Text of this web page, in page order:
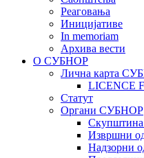
Реаговања
Иницијативе
In memoriam
Архива вести
О СУБНОР
Лична карта
LICENCE
Статут
Органи СУБНОР
Скупштина
Извршни
Надзорни